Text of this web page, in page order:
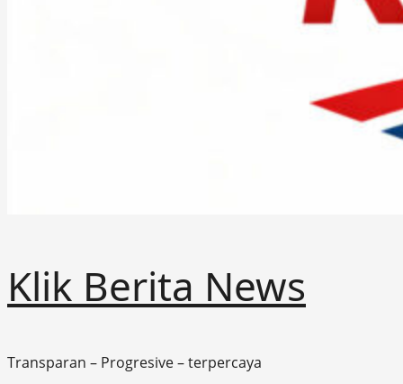
Klik Berita News
Transparan – Progresive – terpercaya